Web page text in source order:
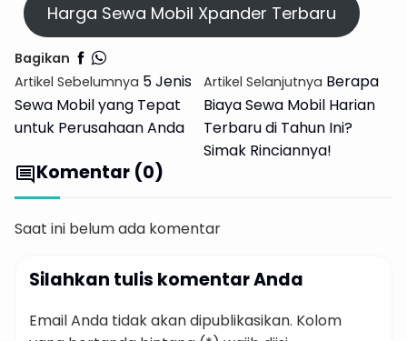
Harga Sewa Mobil Xpander Terbaru
Bagikan
Artikel Sebelumnya 5 Jenis
Sewa Mobil yang Tepat
untuk Perusahaan Anda
Artikel Selanjutnya Berapa
Biaya Sewa Mobil Harian
Terbaru di Tahun Ini?
Simak Rinciannya!
commentKomentar (0)
Saat ini belum ada komentar
Silahkan tulis komentar Anda
Email Anda tidak akan dipublikasikan. Kolom